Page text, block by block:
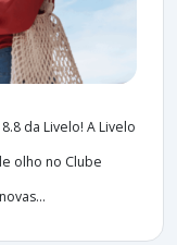
da Livelo! A Livelo
olho no Clube